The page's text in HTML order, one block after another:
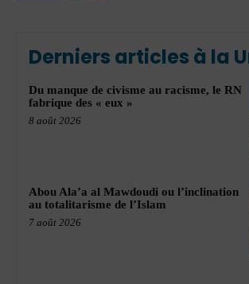
Derniers articles à la
Du manque de civisme au racisme, le RN
fabrique des « eux »
8 août 2026
Abou Ala’a al Mawdoudi ou l’inclination
au totalitarisme de l’Islam
7 août 2026